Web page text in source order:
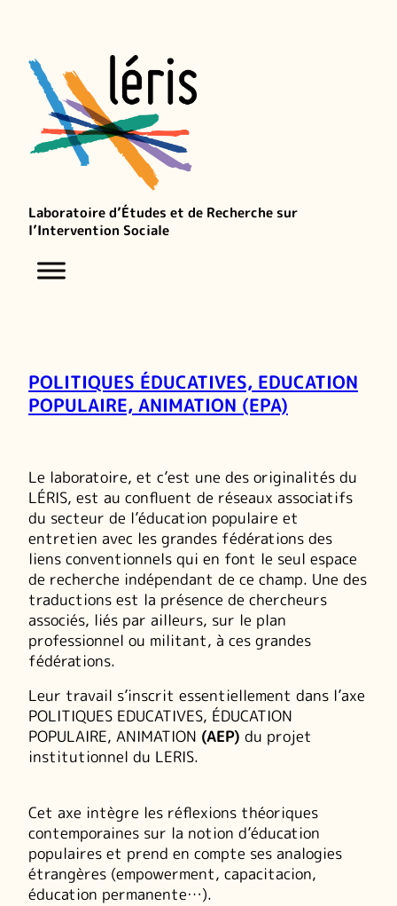
Laboratoire d’Études et de Recherche sur
l’Intervention Sociale
POLITIQUES ÉDUCATIVES, EDUCATION
POPULAIRE, ANIMATION (EPA)
Le laboratoire, et c’est une des originalités du
LÉRIS, est au confluent de réseaux associatifs
du secteur de l’éducation populaire et
entretien avec les grandes fédérations des
liens conventionnels qui en font le seul espace
de recherche indépendant de ce champ. Une des
traductions est la présence de chercheurs
associés, liés par ailleurs, sur le plan
professionnel ou militant, à ces grandes
fédérations.
Leur travail s’inscrit essentiellement dans l’axe
POLITIQUES EDUCATIVES, ÉDUCATION
POPULAIRE, ANIMATION (AEP) du projet
institutionnel du LERIS.
Cet axe intègre les réflexions théoriques
contemporaines sur la notion d’éducation
populaires et prend en compte ses analogies
étrangères (empowerment, capacitacion,
éducation permanente…).